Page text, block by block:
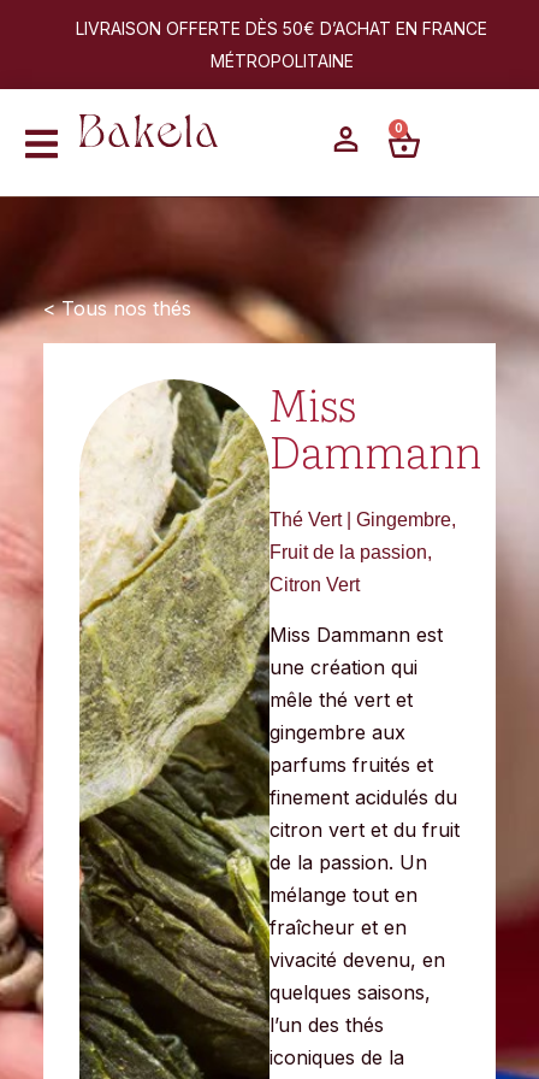
LIVRAISON OFFERTE DÈS 50€ D’ACHAT EN FRANCE
MÉTROPOLITAINE
0
< Tous nos thés
Miss
Dammann
Thé Vert | Gingembre,
Fruit de la passion,
Citron Vert
Miss Dammann est
une création qui
mêle thé vert et
gingembre aux
parfums fruités et
finement acidulés du
citron vert et du fruit
de la passion. Un
mélange tout en
fraîcheur et en
vivacité devenu, en
quelques saisons,
l’un des thés
iconiques de la